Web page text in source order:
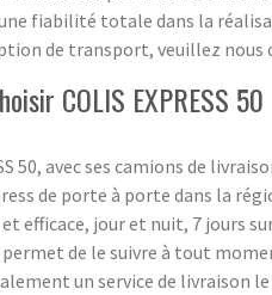
fiabilité totale dans la
de transport, veuillez nous
COLIS EXPRESS 50
50, avec ses camions de
de porte à porte dans la
efficace, jour et nuit, 7 jours
de le suivre à tout
un service de livraison